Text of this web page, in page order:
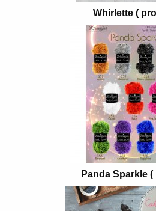
Whirlette (
Panda Sparkle